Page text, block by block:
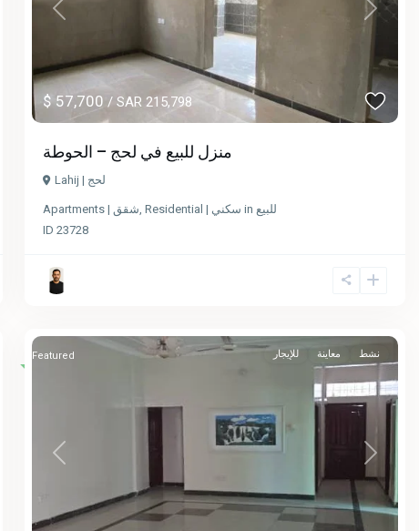
Previous Next
$ 57,700 / SAR 215,798
منزل للبيع في لحج – الحوطة
Lahij | لحج
Apartments | شقق Residential | سكني in للبيع
ID 23728
Previous Next
للإيجار معاينة نشط Featured